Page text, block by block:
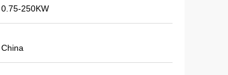
0.75-250KW
China